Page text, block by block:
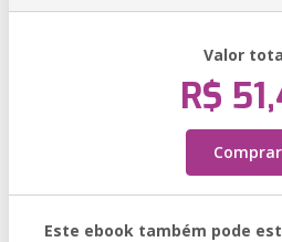
Valor
R$
Comprar
Este ebook também pode